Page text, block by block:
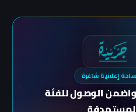
إعلانية شاغرة
الوصول للفئة